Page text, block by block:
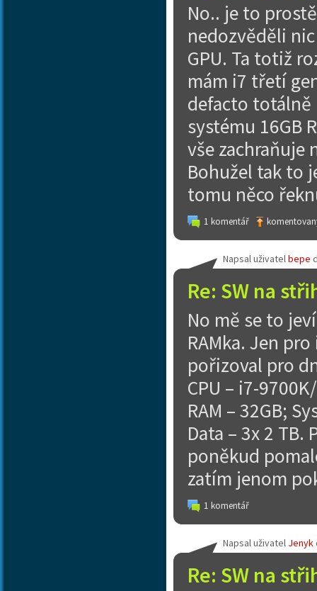
No.. je to
nedozvěděli
GPU. Ta totiž
mám i7 třetí
defacto totálně
systému 16GB
vše zachraňuje
Bohužel tak to
tomu něco
1 komentář
Re: SW na
Napsal uživatelbepe
No mě se to
RAMka. Jen
pořizoval pro
CPU – i7-
RAM – 32GB;
Data – 3x 2 TB.
poněkud
zatím jenom
1 komentář
Re: SW na
Napsal uživatel Jenyk